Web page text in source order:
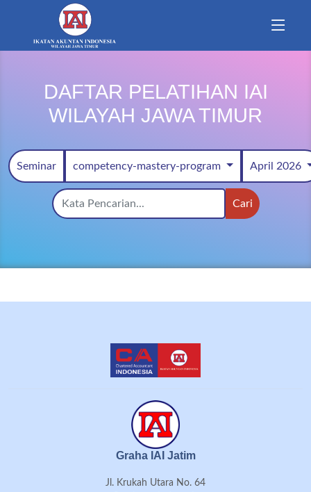
DAFTAR PELATIHAN IAI
WILAYAH JAWA TIMUR
Seminar competency-mastery-program April 2026
Cari
Graha IAI Jatim
Jl. Krukah Utara No. 64